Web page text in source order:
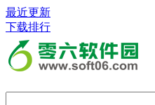
最近更新
下载排行